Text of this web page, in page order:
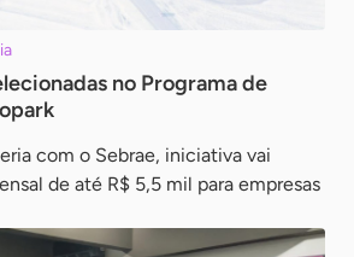
no Programa de
com o Sebrae, iniciativa vai
de até R$ 5,5 mil para empresas